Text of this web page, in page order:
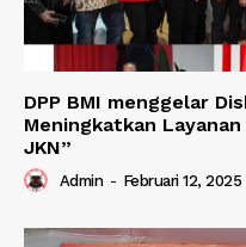
DPP BMI menggelar
Meningkatkan
JKN”
Admin - Februari 12, 2025